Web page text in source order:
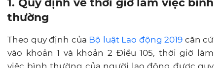
thường
Theo quy định của Bộ luật Lao động 2019 căn cứ
vào khoản 1 và khoản 2 Điều 105, thời giờ làm
việc bình thường của người lao động được quy